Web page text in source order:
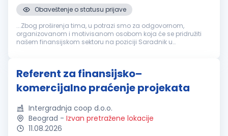
Obaveštenje o statusu prijave
...Zbog proširenja tima, u potrazi smo za odgovornom,
organizovanom i motivisanom osobom koja će se pridružiti
našem finansijskom sektoru na poziciji Saradnik u
Referent za finansijsko–
komercijalno praćenje projekata
Intergradnja coop d.o.o.
Beograd - Izvan pretražene lokacije
11.08.2026